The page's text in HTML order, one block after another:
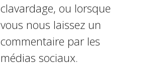
clavardage, ou lorsque
vous nous laissez un
commentaire par les
médias sociaux.